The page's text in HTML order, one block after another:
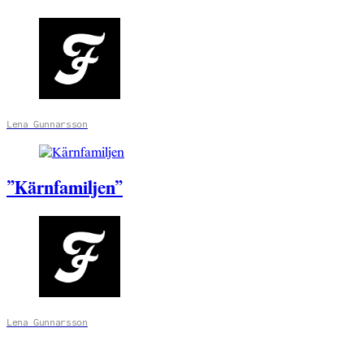
Lena Gunnarsson
”Kärnfamiljen”
Lena Gunnarsson